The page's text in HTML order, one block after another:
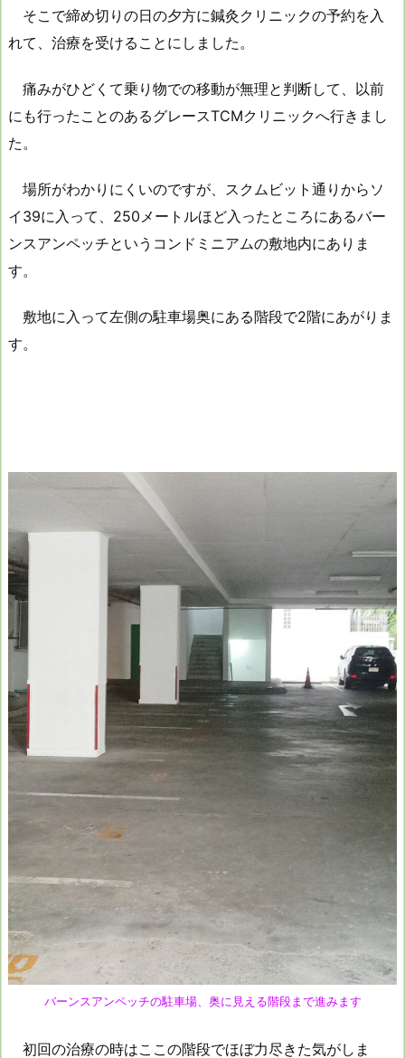
そこで締め切りの日の夕方に鍼灸クリニックの予約を入
れて、治療を受けることにしました。
痛みがひどくて乗り物での移動が無理と判断して、以前
にも行ったことのあるグレースTCMクリニックへ行きまし
た。
場所がわかりにくいのですが、スクムビット通りからソ
イ39に入って、250メートルほど入ったところにあるバー
ンスアンペッチというコンドミニアムの敷地内にありま
す。
敷地に入って左側の駐車場奥にある階段で2階にあがりま
す。
バーンスアンペッチの駐車場、奥に見える階段まで進みます
初回の治療の時はここの階段でほぼ力尽きた気がしま